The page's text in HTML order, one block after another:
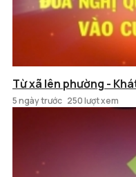
Từ xã lên phường -
5 ngày trước 250 lượt xem